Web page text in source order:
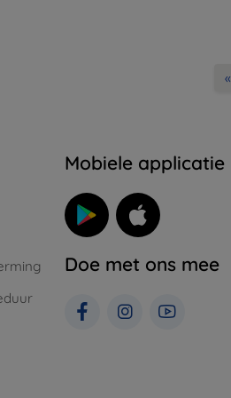
«
Mobiele applicatie
Doe met ons mee